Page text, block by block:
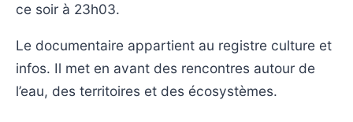
ce soir à 23h03.
Le documentaire appartient au registre culture et
infos. Il met en avant des rencontres autour de
l’eau, des territoires et des écosystèmes.